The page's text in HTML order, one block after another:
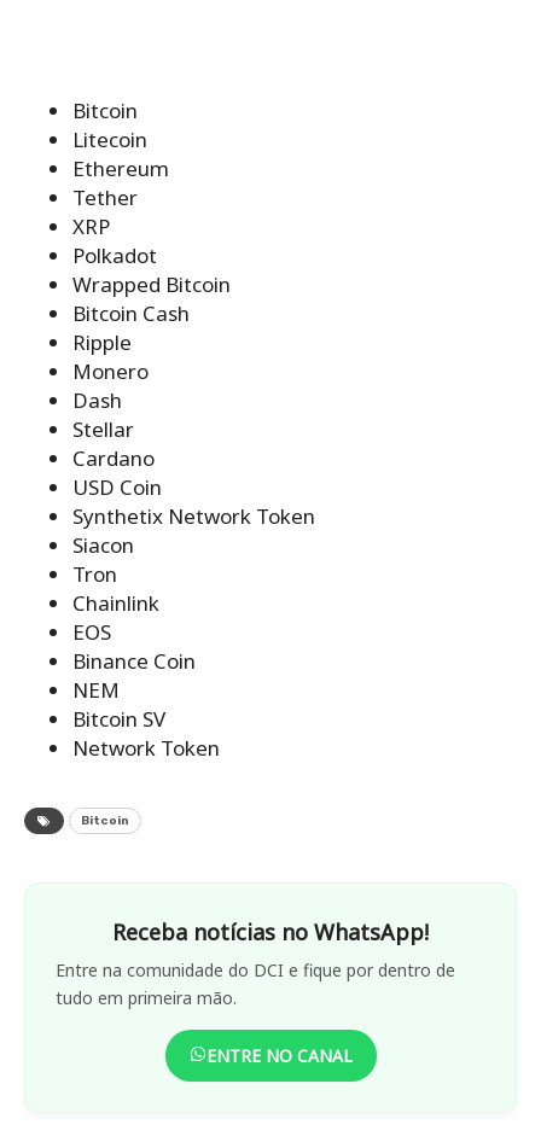
Bitcoin
Litecoin
Ethereum
Tether
XRP
Polkadot
Wrapped Bitcoin
Bitcoin Cash
Ripple
Monero
Dash
Stellar
Cardano
USD Coin
Synthetix Network Token
Siacon
Tron
Chainlink
EOS
Binance Coin
NEM
Bitcoin SV
Network Token
Bitcoin
Receba notícias no WhatsApp!
Entre na comunidade do DCI e fique por dentro de
tudo em primeira mão.
ENTRE NO CANAL